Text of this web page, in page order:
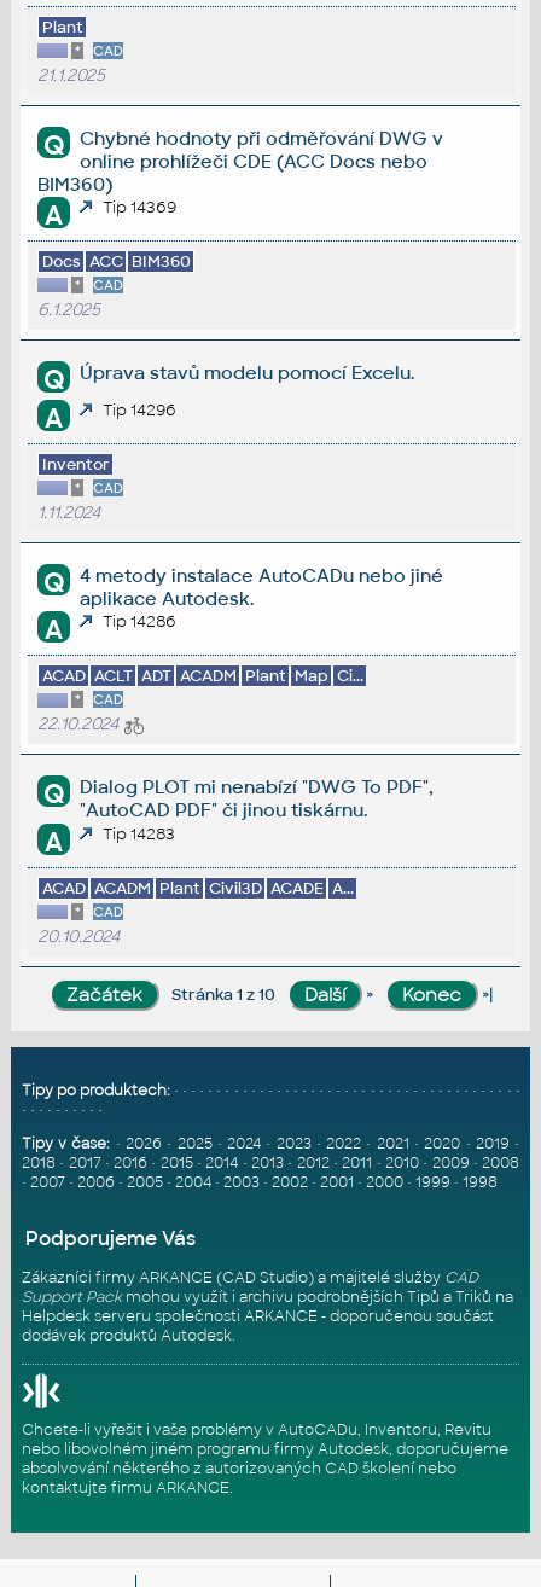
Plant
* CAD
21.1.2025
Q
Chybné hodnoty při odměřování DWG v
online prohlížeči CDE (ACC Docs nebo
BIM360)
A Tip 14369
Docs ACC BIM360
* CAD
6.1.2025
Q Úprava stavů modelu pomocí Excelu.
A Tip 14296
Inventor
* CAD
1.11.2024
Q
4 metody instalace AutoCADu nebo jiné
aplikace Autodesk.
A Tip 14286
ACAD ACLT ADT ACADM Plant Map Ci...
* CAD
22.10.2024
Q
Dialog PLOT mi nenabízí "DWG To PDF",
"AutoCAD PDF" či jinou tiskárnu.
A Tip 14283
ACAD ACADM Plant Civil3D ACADE A...
* CAD
20.10.2024
Stránka 1 z 10 » »|
Tipy po produktech: • • • • • • • • • • • • • • • • • • • • • • • • • • • • • • • • • • • • • • • • •
• • • • • • • • • •
Tipy v čase: • 2026 • 2025•2024 • 2023•2022 • 2021 •2020 • 2019 •
2018 • 2017•2016 • 2015•2014 •2013 • 2012•2011 • 2010• 2009 •2008
• 2007• 2006• 2005• 2004• 2003• 2002• 2001 • 2000• 1999 • 1998
Podporujeme Vás
Zákazníci firmy ARKANCE (CAD Studio) a majitelé služby CAD
Support Packmohou využít i archivu podrobnějších Tipů a Triků na
Helpdesk serveru společnosti ARKANCE - doporučenou součást
dodávek produktů Autodesk.
Chcete-li vyřešit i vaše problémy v AutoCADu, Inventoru, Revitu
nebo libovolném jiném programu firmy Autodesk, doporučujeme
absolvování některého z autorizovaných CAD školenínebo
kontaktujte firmu ARKANCE.